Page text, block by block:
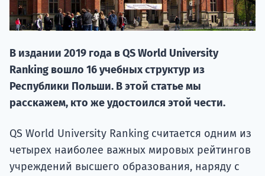
В издании 2019 года в QS World University
Ranking вошло 16 учебных структур из
Республики Польши. В этой статье мы
расскажем, кто же удостоился этой чести.
QS World University Ranking считается одним из
четырех наиболее важных мировых рейтингов
учреждений высшего образования, наряду с